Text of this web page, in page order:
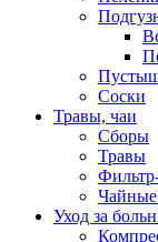
Соски
Травы, чаи
Сборы
Травы
Уход за